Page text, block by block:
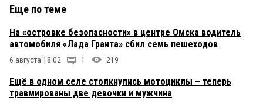
Еще по теме
На «островке безопасности» в центре Омска водитель
автомобиля «Лада Гранта» сбил семь пешеходов
6 августа 18:02 1 219
Ещё в одном селе столкнулись мотоциклы – теперь
травмированы две девочки и мужчина